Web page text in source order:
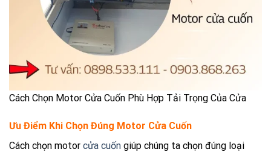
Cách Chọn Motor Cửa Cuốn Phù Hợp Tải Trọng Của Cửa
Ưu Điểm Khi Chọn Đúng Motor Cửa Cuốn
Cách chọn motor cửa cuốn giúp chúng ta chọn đúng loại